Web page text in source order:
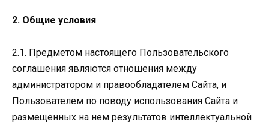
2. Общие условия
2.1. Предметом настоящего Пользовательского
соглашения являются отношения между
администратором и правообладателем Сайта, и
Пользователем по поводу использования Сайта и
размещенных на нем результатов интеллектуальной